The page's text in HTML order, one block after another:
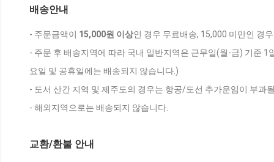
배송안내
- 주문금액이 15,000원 이상인 경우 무료배송, 15,000 미만인 경
- 주문 후 배송지역에 따라 국내 일반지역은 근무일(월-금) 기준
요일 및 공휴일에는 배송되지 않습니다.)
- 도서 산간 지역 및 제주도의 경우는 항공/도선 추가운임이 부과
- 해외지역으로는 배송되지 않습니다.
교환/환불 안내